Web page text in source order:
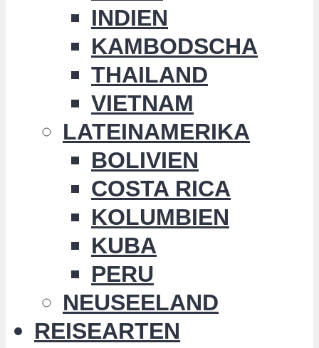
INDIEN
KAMBODSCHA
THAILAND
VIETNAM
LATEINAMERIKA
BOLIVIEN
COSTA RICA
KOLUMBIEN
KUBA
PERU
NEUSEELAND
REISEARTEN